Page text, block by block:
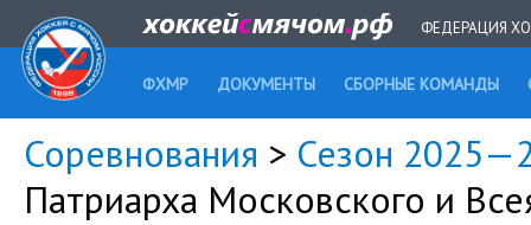
ФЕДЕРАЦИЯ
ФХМР ДОКУМЕНТЫ СБОРНЫЕ КОМАНДЫ
Соревнования > Сезон
Патриарха Московского и